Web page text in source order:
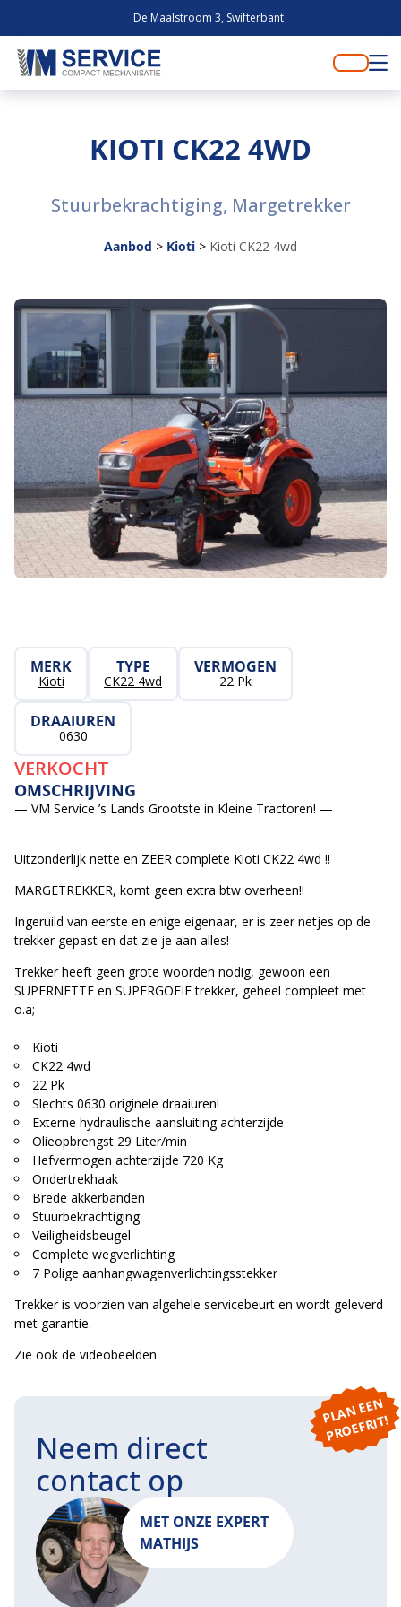
De Maalstroom 3, Swifterbant
KIOTI CK22 4WD
Stuurbekrachtiging, Margetrekker
Aanbod > Kioti > Kioti CK22 4wd
MERK
Kioti
TYPE
CK22 4wd
VERMOGEN
22 Pk
DRAAIUREN
0630
VERKOCHT
OMSCHRIJVING
— VM Service ’s Lands Grootste in Kleine Tractoren! —
Uitzonderlijk nette en ZEER complete Kioti CK22 4wd !!
MARGETREKKER, komt geen extra btw overheen!!
Ingeruild van eerste en enige eigenaar, er is zeer netjes op de
trekker gepast en dat zie je aan alles!
Trekker heeft geen grote woorden nodig, gewoon een
SUPERNETTE en SUPERGOEIE trekker, geheel compleet met
o.a;
Kioti
CK22 4wd
22 Pk
Slechts 0630 originele draaiuren!
Externe hydraulische aansluiting achterzijde
Olieopbrengst 29 Liter/min
Hefvermogen achterzijde 720 Kg
Ondertrekhaak
Brede akkerbanden
Stuurbekrachtiging
Veiligheidsbeugel
Complete wegverlichting
7 Polige aanhangwagenverlichtingsstekker
Trekker is voorzien van algehele servicebeurt en wordt geleverd
met garantie.
Zie ook de videobeelden.
P
L
A
N
E
E
N
P
R
O
E
F
RI
T!
Neem direct
contact op
MET ONZE EXPERT
MATHIJS